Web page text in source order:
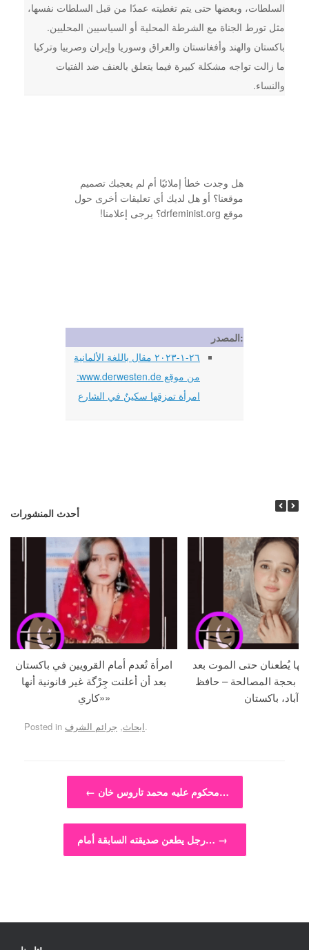
السلطات، وبعضها حتى يتم تغطيته عمدًا من قبل السلطات نفسها،
مثل تورط الجناة مع الشرطة المحلية أو السياسيين المحليين.
باكستان والهند وأفغانستان والعراق وسوريا وإيران وصربيا وتركيا
ما زالت تواجه مشكلة كبيرة فيما يتعلق بالعنف ضد الفتيات
والنساء.
هل وجدت خطأ إملائيًا أم لم يعجبك تصميم
موقعنا؟ أو هل لديك أي تعليقات أخرى حول
موقع drfeminist.org؟ يرجى إعلامنا!
المصدر:
٢٦-١-٢٠٢٣ مقال باللغة الألمانية
من موقع www.derwesten.de:
امرأة تمزقها سكينٌ في الشارع
أحدث المنشورات
امرأة تُعدم أمام القرويين في باكستان
بعد أن أعلنت جِرْگة غير قانونية أنها
«كاري»
يُطعنان حتى الموت بعد
بحجة المصالحة – حافظ
آباد، باكستان
Posted in ابحاث, جرائم الشرف .
Post navigation
← محكوم عليه محمد تاروس خان…
رجل يطعن صديقته السابقة أمام… →